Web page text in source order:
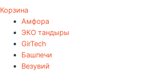
Корзина
Амфора
ЭКО тандыры
GirTech
Башпечи
Везувий